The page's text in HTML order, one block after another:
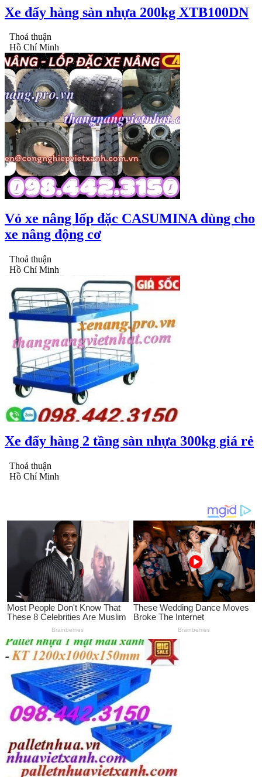
Xe đẩy hàng sàn nhựa 200kg XTB100DN
Thoả thuận
Hồ Chí Minh
Vỏ xe nâng lốp đặc CASUMINA dùng cho
xe nâng động cơ
Thoả thuận
Hồ Chí Minh
Xe đẩy hàng 2 tầng sàn nhựa 300kg giá rẻ
Thoả thuận
Hồ Chí Minh